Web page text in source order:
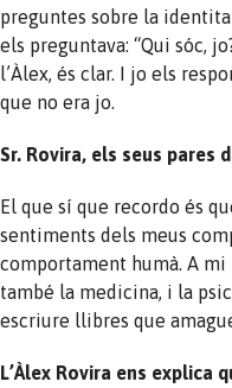
preguntes sobre la
els preguntava: “Qui sóc,
l’Àlex, és clar. I jo els
que no era jo.
Sr. Rovira, els seus pares
El que sí que recordo és
sentiments dels meus
comportament humà. A mi
també la medicina, i la
escriure llibres que
L’Àlex Rovira ens explica